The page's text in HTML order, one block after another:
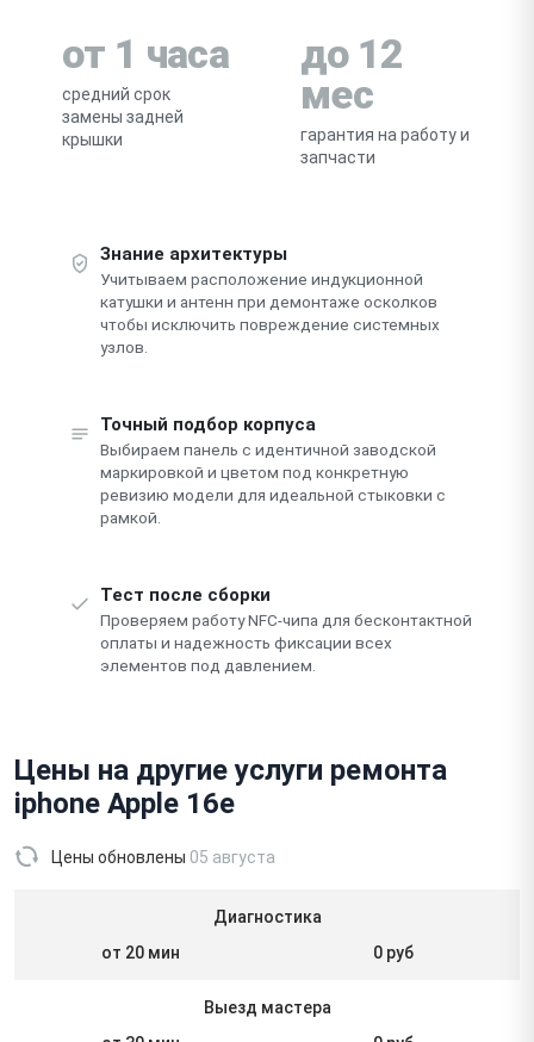
от 1 часа
средний срок
замены задней
крышки
до 12
мес
гарантия на работу и
запчасти
Знание архитектуры
Учитываем расположение индукционной
катушки и антенн при демонтаже осколков
чтобы исключить повреждение системных
узлов.
Точный подбор корпуса
Выбираем панель с идентичной заводской
маркировкой и цветом под конкретную
ревизию модели для идеальной стыковки с
рамкой.
Тест после сборки
Проверяем работу NFC-чипа для бесконтактной
оплаты и надежность фиксации всех
элементов под давлением.
Цены на другие услуги ремонта
iphone Apple 16e
Цены обновлены 05 августа
Диагностика
от 20 мин
0 руб
Выезд мастера